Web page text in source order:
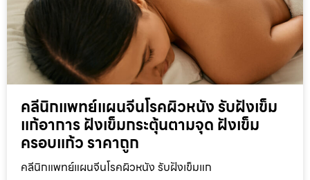
คลีนิกแพทย์แผนจีนโรคผิวหนัง รับฝังเข็ม
แก้อาการ ฝังเข็มกระตุ้นตามจุด ฝังเข็ม
ครอบแก้ว ราคาถูก
คลีนิกแพทย์แผนจีนโรคผิวหนัง รับฝังเข็มแก